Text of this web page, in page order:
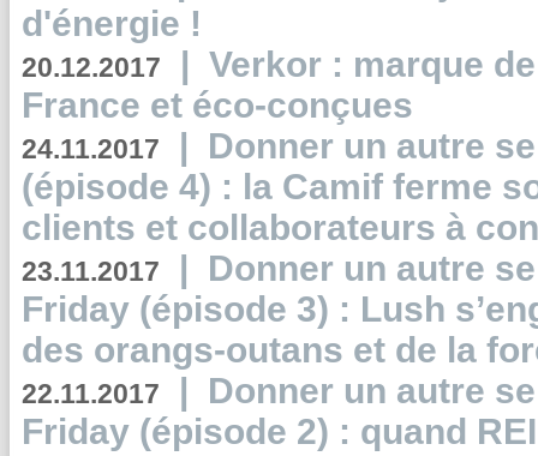
d'énergie !
20.12.2017 | Verkor : marque
France et éco-conçues
24.11.2017 | Donner un autre
(épisode 4) : la Camif ferme
clients et collaborateurs à
23.11.2017 | Donner un autre
Friday (épisode 3) : Lush
des orangs-outans et de la
22.11.2017 | Donner un autre
Friday (épisode 2) : quand